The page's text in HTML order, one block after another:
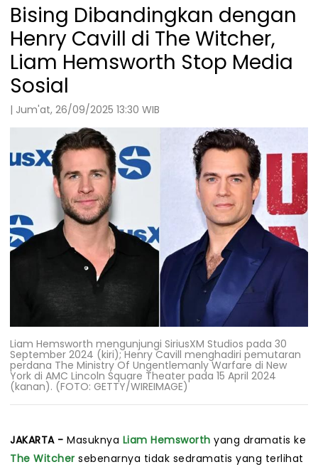
Bising Dibandingkan dengan
Henry Cavill di The Witcher,
Liam Hemsworth Stop Media
Sosial
| Jum'at, 26/09/2025 13:30 WIB
Liam Hemsworth mengunjungi SiriusXM Studios pada 30
September 2024 (kiri); Henry Cavill menghadiri pemutaran
perdana The Ministry Of Ungentlemanly Warfare di New
York di AMC Lincoln Square Theater pada 15 April 2024
(kanan). (FOTO: GETTY/WIREIMAGE)
JAKARTA - Masuknya Liam Hemsworth yang dramatis ke
The Witcher sebenarnya tidak sedramatis yang terlihat